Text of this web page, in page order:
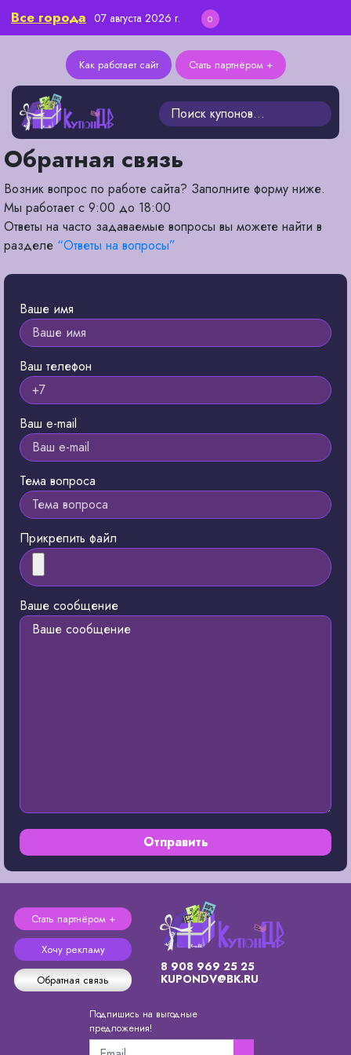
Все города 07 августа 2026 г. 0
Как работает сайт Стать партнёром +
Обратная связь
Возник вопрос по работе сайта? Заполните форму ниже.
Мы работает с 9:00 до 18:00
Ответы на часто задаваемые вопросы вы можете найти в
разделе “Ответы на вопросы”
Ваше имя
Ваш телефон
Ваш e-mail
Тема вопроса
Прикрепить файл
Ваше сообщение
Отправить
Стать партнёром +
Хочу рекламу
Обратная связь
8 908 969 25 25
KUPONDV@BK.RU
Подпишись на выгодные
предложения!